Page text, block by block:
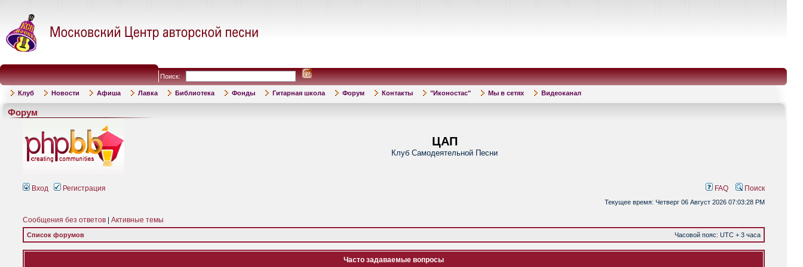
Поиск:
Клуб Новости Афиша Лавка Библиотека Фонды Гитарная школа Форум Контакты "Иконостас" Мы в сетях Видеоканал
Форум
ЦАП
Клуб Самодеятельной Песни
Вход Регистрация FAQ Поиск
Текущее время: Четверг 06 Август 2026 07:03:28 PM
Сообщения без ответов Активные темы
Список форумов Часовой пояс: UTC + 3 часа
Часто задаваемые вопросы